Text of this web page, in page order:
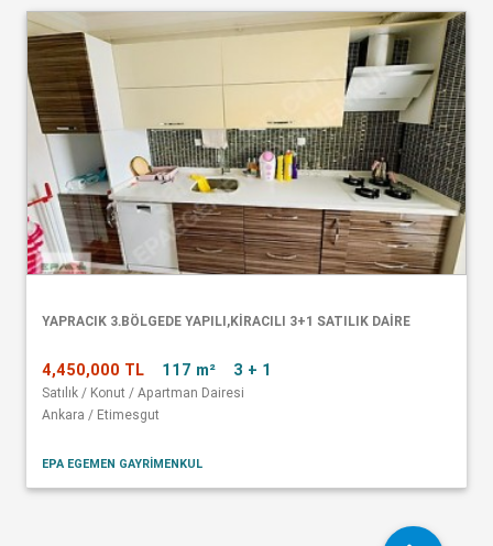
YAPRACIK 3.BÖLGEDE YAPILI,KİRACILI 3+1 SATILIK DAİRE
4,450,000 TL 117 m² 3 + 1
Satılık / Konut / Apartman Dairesi
Ankara / Etimesgut
EPA EGEMEN GAYRİMENKUL